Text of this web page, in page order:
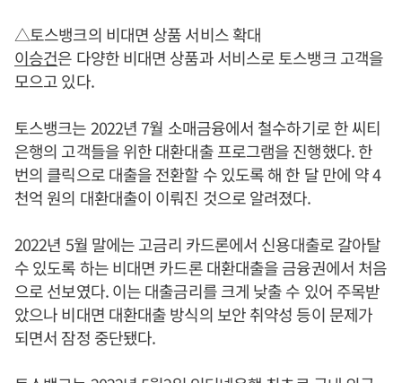
△토스뱅크의 비대면 상품 서비스 확대
이승건은 다양한 비대면 상품과 서비스로 토스뱅크 고객을
모으고 있다.
토스뱅크는 2022년 7월 소매금융에서 철수하기로 한 씨티
은행의 고객들을 위한 대환대출 프로그램을 진행했다. 한
번의 클릭으로 대출을 전환할 수 있도록 해 한 달 만에 약 4
천억 원의 대환대출이 이뤄진 것으로 알려졌다.
2022년 5월 말에는 고금리 카드론에서 신용대출로 갈아탈
수 있도록 하는 비대면 카드론 대환대출을 금융권에서 처음
으로 선보였다. 이는 대출금리를 크게 낮출 수 있어 주목받
았으나 비대면 대환대출 방식의 보안 취약성 등이 문제가
되면서 잠정 중단됐다.